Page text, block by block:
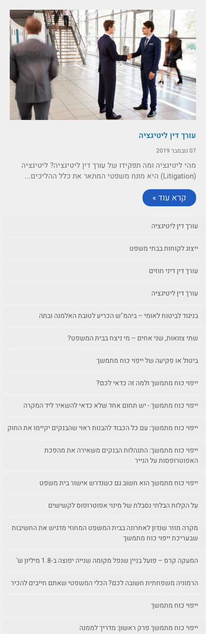
עורך דין ליטיגציה
07 נובמבר 2019
מהי ליטיגציה ומה תפקידו של עורך דין ליטיגציה? ליטיגציה
(Litigation) היא מונח משפטי המתאר את כלל ההליכים...
קרא עוד »
עורך דין ליטיגציה
ייצוג לקוחות בבתי משפט
עורך דין דיני חוזים
עורך דין ליטיגציה
בניגוד לביטוח לאומי – ביהמ"ש הכריע לטובת האלמנה ובתה
שתי צוואות, שני אחים – מי ניצח בבית המשפט?
ביטול או פקיעה של ייפוי כוח מתמשך
ייפוי כוח מתמשך ולמה זה כדאי לכם?
ייפוי כוח מתמשך - יש תחום אחד שלא כדאי להשאיר ליד המקרה
ייפוי כוח מתמשך: עם כל הכבוד להבנות ראוי שהבנקים יקיימו את החוק
ייפוי כוח מתמשך: התנהלות הבנקים משאירה את מהפכת
האפוטרופסות על הנייר
ייפוי כוח מתמשך הוא חשוב גם כשנדרש אישור בית משפט
על הקלות הבלתי נסבלת של מינוי אפוטרופוס לקשישים
מקרה מוזר שנדון לאחרונה בבית המשפט המחוזי מדגיש את החשיבות
שבעריכת ייפוי כוח מתמשך
המעקה קרס – פועל בניין שנפל מקומה שנייה יפוצה ב-1.8 מיליון ש'
הרמוניה משפחתית חשובה לכם? הכלי המשפטי שאתם חייבים להכיר
ייפוי כוח מתמשך
ייפוי כוח מתמשך פרק ראשון: מדריך לממנה